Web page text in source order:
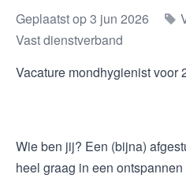
Geplaatst op 3 jun 2026
Vast dienstverband
Vacature mondhygienist voor
Wie ben jij? Een (bijna)
heel graag in een